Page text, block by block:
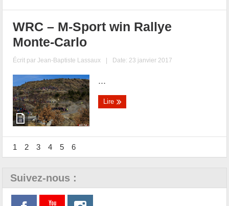
WRC – M-Sport win Rallye
Monte-Carlo
Écrit parJean-Baptiste Lassaux | Date: 23 janvier 2017
...
Lire
1 2 3 4 5 6
Suivez-nous :